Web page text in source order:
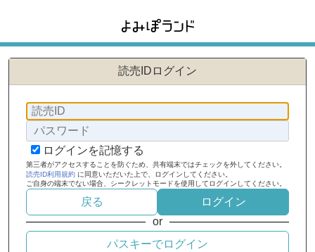
読売IDログイン
ログインを記憶する
第三者がアクセスすることを防ぐため、共有端末ではチェックを外してください。
読売ID利用規約 に同意いただいた上で、ログインしてください。
ご自身の端末でない場合、シークレットモードを使用してログインしてください。
ログイン
or